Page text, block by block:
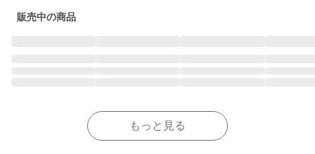
販売中の商品
もっと見る